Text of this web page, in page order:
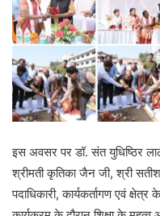
इस अवसर पर डॉ. संत युधिष्ठिर लाल
श्रीमती कृतिका जैन जी, श्री
पदाधिकारी, कार्यकर्तागण एवं